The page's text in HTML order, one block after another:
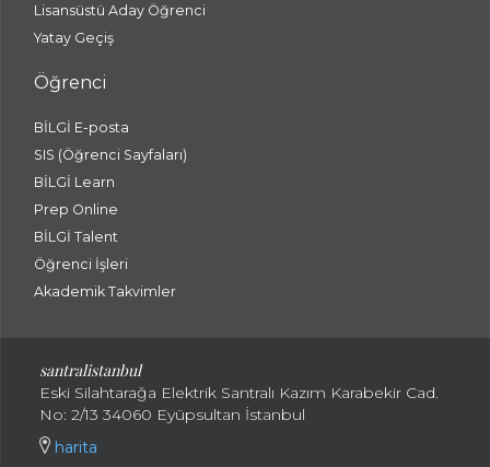
Lisansüstü Aday Öğrenci
Yatay Geçiş
Öğrenci
BİLGİ E-posta
SIS (Öğrenci Sayfaları)
BİLGİ Learn
Prep Online
BİLGİ Talent
Öğrenci İşleri
Akademik Takvimler
santralistanbul
Eski Silahtarağa Elektrik Santralı Kazım Karabekir Cad.
No: 2/13 34060 Eyüpsultan İstanbul
harita